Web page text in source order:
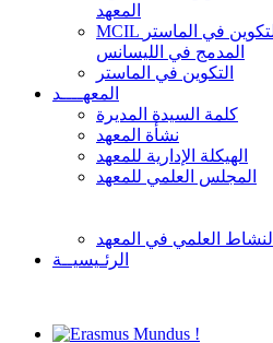
المعهد
MCIL التكوين في الماستر
المدمج في الليسانس
التكوين في الماستر
المعهــــد
كلمة السيدة المديرة
نشأة المعهد
الهيكلة الإدارية للمعهد
المجلس العلمي للمعهد
النشاط العلمي في المعهد
الرئـيسيــة